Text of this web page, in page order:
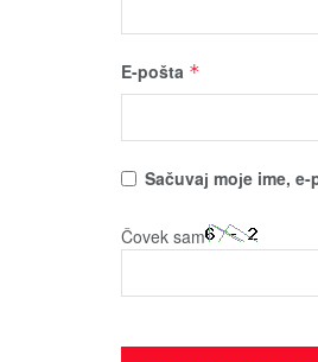
E-pošta *
Sačuvaј moјe ime,
Čovek sam